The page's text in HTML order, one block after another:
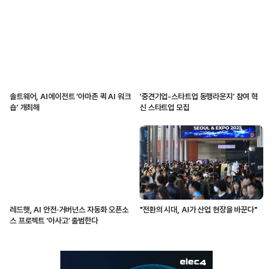
솔트웨어, AI에이전트 ‘아마존 퀵 AI 워크
숍’ 개최해
‘중견기업-스타트업 동행라운지’ 참여 혁
신 스타트업 모집
레드햇, AI 안전·거버넌스 자동화 오픈소
스 프로젝트 ‘아사고’ 출범한다
"전환의 시대, AI가 산업 현장을 바꾼다"